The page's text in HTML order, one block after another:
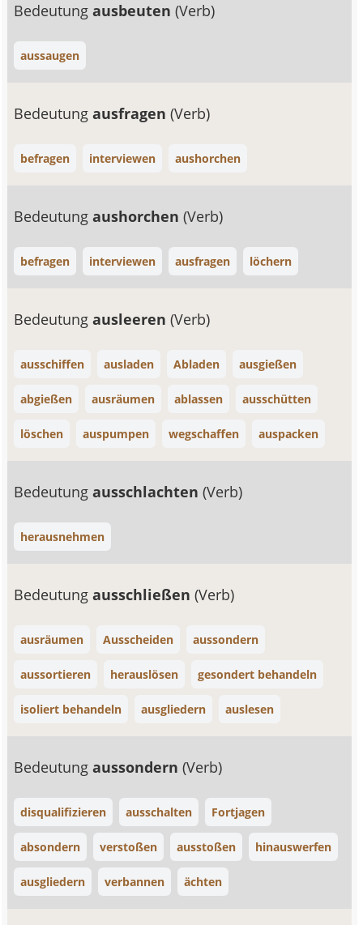
Bedeutungausbeuten(Verb)
aussaugen
Bedeutungausfragen(Verb)
befragen interviewen aushorchen
Bedeutungaushorchen(Verb)
befragen interviewen ausfragen löchern
Bedeutungausleeren(Verb)
ausschiffen ausladen Abladen ausgießen
abgießen ausräumen ablassen ausschütten
löschen auspumpen wegschaffen auspacken
Bedeutungausschlachten(Verb)
herausnehmen
Bedeutungausschließen(Verb)
ausräumen Ausscheiden aussondern
aussortieren herauslösen gesondert behandeln
isoliert behandeln ausgliedern auslesen
Bedeutungaussondern(Verb)
disqualifizieren ausschalten Fortjagen
absondern verstoßen ausstoßen hinauswerfen
ausgliedern verbannen ächten